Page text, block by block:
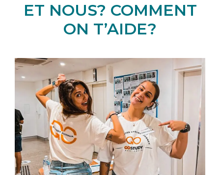
ET NOUS? COMMENT
ON T’AIDE?